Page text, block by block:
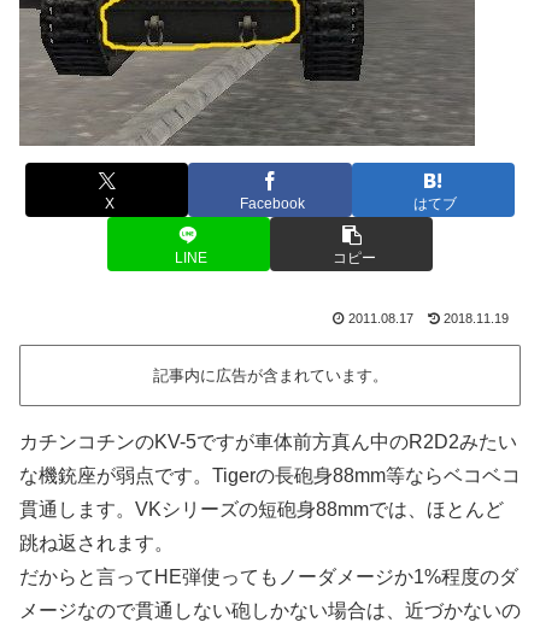
X Facebook はてブ
LINE コピー
2011.08.17 2018.11.19
記事内に広告が含まれています。
カチンコチンのKV-5ですが車体前方真ん中のR2D2みたい
な機銃座が弱点です。Tigerの長砲身88mm等ならベコベコ
貫通します。VKシリーズの短砲身88mmでは、ほとんど
跳ね返されます。
だからと言ってHE弾使ってもノーダメージか1%程度のダ
メージなので貫通しない砲しかない場合は、近づかないの